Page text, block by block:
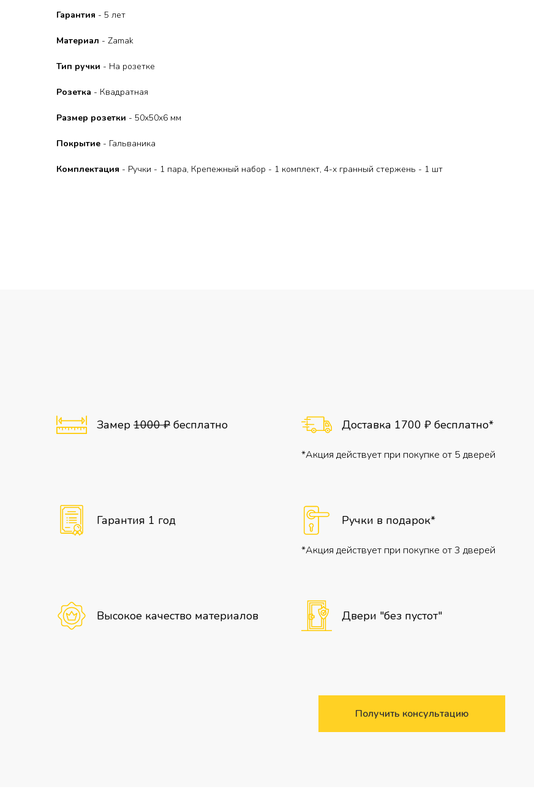
Гарантия - 5 лет
Материал - Zamak
Тип ручки - На розетке
Розетка - Квадратная
Размер розетки - 50x50x6 мм
Покрытие - Гальваника
Комплектация - Ручки - 1 пара, Крепежный набор - 1 комплект, 4-х гранный стержень - 1 шт
Замер 1000 ₽ бесплатно Доставка 1700 ₽ бесплатно*
*Акция действует при покупке от 5 дверей
Гарантия 1 год Ручки в подарок*
*Акция действует при покупке от 3 дверей
Высокое качество материалов Двери "без пустот"
Получить консультацию